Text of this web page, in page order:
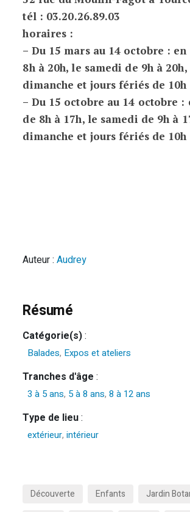
tél : 03.20.26.89.03
horaires :
– Du 15 mars au 14 octobre :
8h à 20h, le samedi de 9h à 20h,
dimanche et jours fériés de 10h
– Du 15 octobre au 14 octobre :
de 8h à 17h, le samedi de 9h à
dimanche et jours fériés de 10h
Auteur :Audrey
Résumé
Catégorie(s):
Balades, Expos et ateliers
Tranches d'âge :
3 à 5 ans, 5 à 8 ans,8 à 12 ans
Type de lieu:
extérieur,intérieur
Découverte Enfants
Jardin